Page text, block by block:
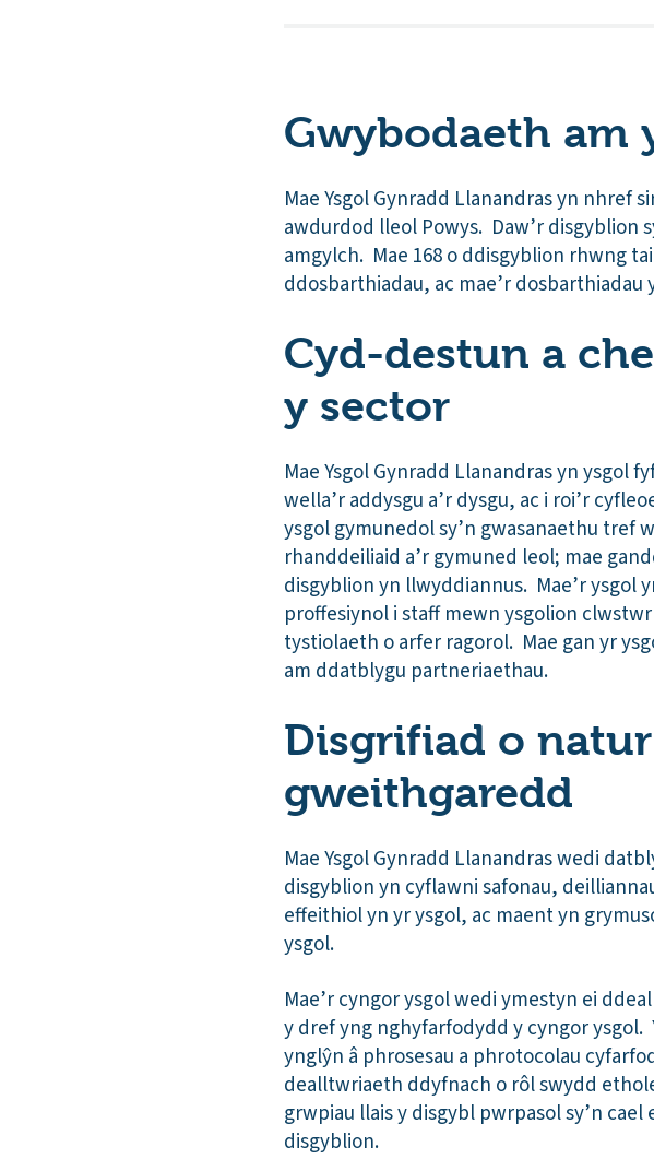
Gwybodaeth am
Mae Ysgol Gynradd Llanandras yn nhref
awdurdod lleol Powys. Daw’r disgyblion
amgylch. Mae 168 o ddisgyblion rhwng
ddosbarthiadau, ac mae’r
Cyd-destun a
y sector
Mae Ysgol Gynradd Llanandras yn ysgol
wella’r addysgu a’r dysgu, ac i roi’r
ysgol gymunedol sy’n gwasanaethu tref
rhanddeiliaid a’r gymuned leol; mae
disgyblion yn llwyddiannus. Mae’r
proffesiynol i staff mewn ysgolion
tystiolaeth o arfer ragorol. Mae gan yr
am ddatblygu partneriaethau.
Disgrifiad o
gweithgaredd
Mae Ysgol Gynradd Llanandras wedi
disgyblion yn cyflawni safonau,
effeithiol yn yr ysgol, ac maent yn
ysgol.
Mae’r cyngor ysgol wedi ymestyn ei
y dref yng nghyfarfodydd y cyngor
ynglŷn â phrosesau a phrotocolau
dealltwriaeth ddyfnach o rôl swydd
grwpiau llais y disgybl pwrpasol sy’n
disgyblion.